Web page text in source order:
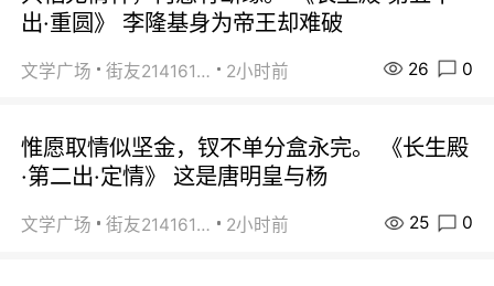
出·重圆》 李隆基身为帝王却难破
文学广场 街友21416156 2小时前 26 0
惟愿取情似坚金，钗不单分盒永完。 《长生殿
·第二出·定情》 这是唐明皇与杨
文学广场 街友21416156 2小时前 25 0